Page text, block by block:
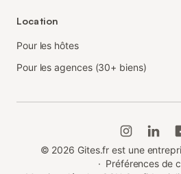
Location
Pour les hôtes
Pour les agences (30+ biens)
© 2026 Gites.fr est une
· Préférences de